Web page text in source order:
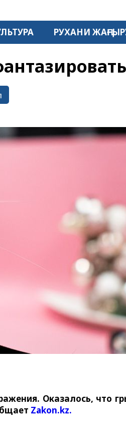
РУХАНИ
Оказалось, что
Zakon.kz.